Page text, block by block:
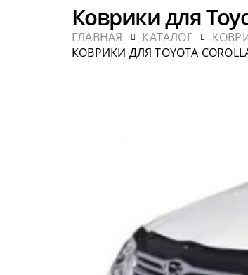
Коврики для
ГЛАВНАЯ КАТАЛОГ
КОВРИКИ ДЛЯ TOYOTA